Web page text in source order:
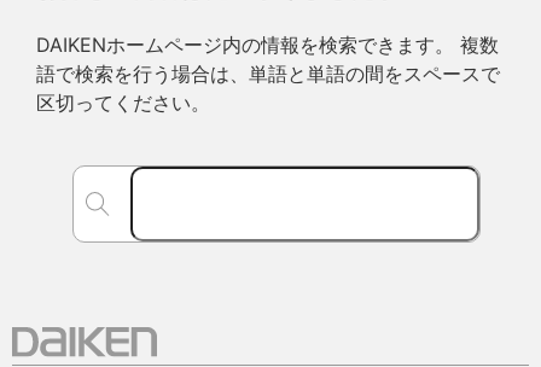
DAIKENホームページ内の情報を検索できます。 複数
語で検索を行う場合は、単語と単語の間をスペースで
区切ってください。